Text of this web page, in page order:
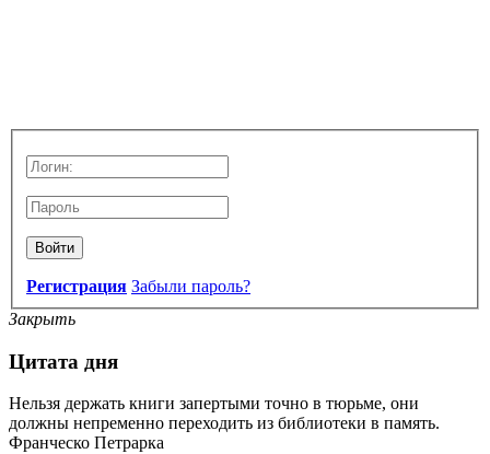
Войти
Регистрация Забыли пароль?
Закрыть
Цитата дня
Нельзя держать книги запертыми точно в тюрьме, они
должны непременно переходить из библиотеки в память.
Франческо Петрарка